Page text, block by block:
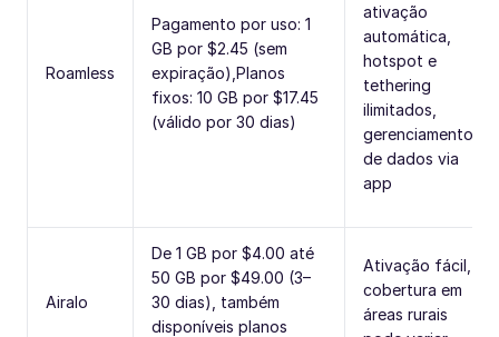
Roamless
Pagamento por uso: 1
GB por $2.45 (sem
expiração),Planos
fixos: 10 GB por $17.45
(válido por 30 dias)
ativação
automática,
hotspot e
tethering
ilimitados,
gerenciamento
de dados via
app
Airalo
De 1 GB por $4.00 até
50 GB por $49.00 (3–
30 dias), também
disponíveis planos
Ativação fácil,
cobertura em
áreas rurais